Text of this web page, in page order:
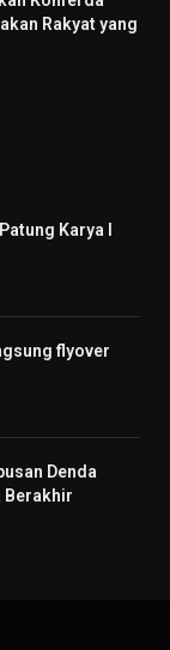
Rakyat yang
Karya I
flyover
Denda
Berakhir